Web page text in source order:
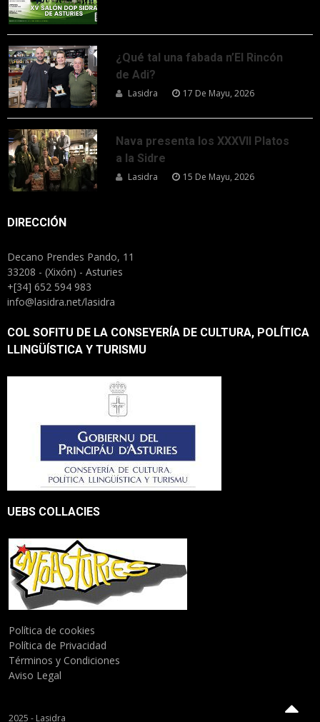
¿Qué tal una fabada n’El Rincón
de Adi?
Lasidra 17 De Mayu, 2026
Nava presenta los XXXVII Platos
a la Sidre
Lasidra 15 De Mayu, 2026
DIRECCIÓN
Decano Prendes Pando, 11
33208 - (Xixón) - Asturies
+[34] 652 594 983
info@lasidra.net/lasidra
COL SOFITU DE LA CONSEYERÍA DE CULTURA, POLÍTICA
LLINGÜÍSTICA Y TURISMU
UEBS COLLACIES
Política de cookies
Política de Privacidad
Términos y Condiciones
Aviso Legal
2025 - Lasidra